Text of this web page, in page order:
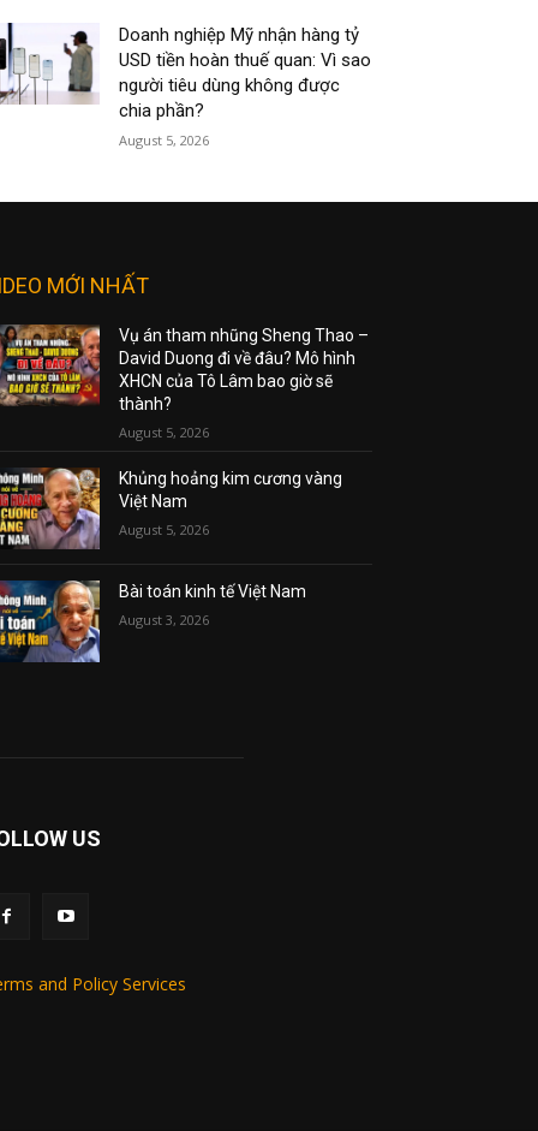
Doanh nghiệp Mỹ nhận hàng tỷ
USD tiền hoàn thuế quan: Vì sao
người tiêu dùng không được
chia phần?
August 5, 2026
MỚI NHẤT
Vụ án tham nhũng Sheng Thao –
David Duong đi về đâu? Mô hình
XHCN của Tô Lâm bao giờ sẽ
thành?
August 5, 2026
Khủng hoảng kim cương vàng
Việt Nam
August 5, 2026
Bài toán kinh tế Việt Nam
August 3, 2026
US
and Policy Services